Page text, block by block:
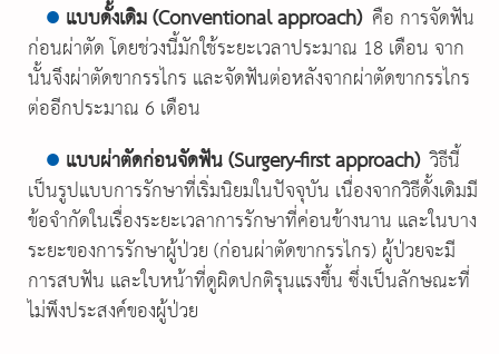
● แบบดั้งเดิม (Conventional approach) คือ การจัดฟัน
ก่อนผ่าตัด โดยช่วงนี้มักใช้ระยะเวลาประมาณ 18 เดือน จาก
นั้นจึงผ่าตัดขากรรไกร และจัดฟันต่อหลังจากผ่าตัดขากรรไกร
ต่ออีกประมาณ 6 เดือน
● แบบผ่าตัดก่อนจัดฟัน (Surgery-first approach) วิธีนี้
เป็นรูปแบบการรักษาที่เริ่มนิยมในปัจจุบัน เนื่องจากวิธีดั้งเดิมมี
ข้อจำกัดในเรื่องระยะเวลาการรักษาที่ค่อนข้างนาน และในบาง
ระยะของการรักษาผู้ป่วย (ก่อนผ่าตัดขากรรไกร) ผู้ป่วยจะมี
การสบฟัน และใบหน้าที่ดูผิดปกติรุนแรงขึ้น ซึ่งเป็นลักษณะที่
ไม่พึงประสงค์ของผู้ป่วย